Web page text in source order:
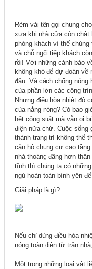
Rèm vải tên gọi chung
xưa khi nhà cửa còn chật
phòng khách vì thế
và chỗ ngồi tiếp khách
rồi! Với những cảnh báo
không khó để dự đoán
đầu. Và cách chống nóng
của phần lớn các công
Nhưng điều hòa nhiệt độ
của nắng nóng? Có bao
hết công suất mà vẫn oi
điện nữa chứ. Cuộc sống
thành trang trí không thể
căn hộ chung cư cao
nhà thoáng đãng hơn
tĩnh thì chúng ta có
ngủ hoàn toàn bình yên
Giải pháp là gì?
Nếu chỉ dùng điều hòa
nóng toàn diện từ trần
Một trong những loại vật